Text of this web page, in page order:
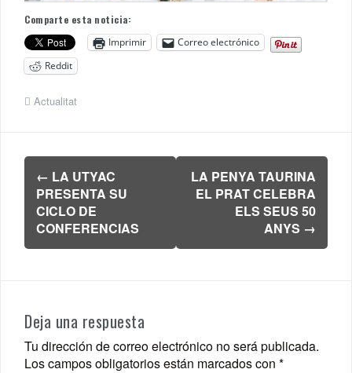
Comparte esta noticia:
Imprimir
Correo electrónico
Reddit
Actualitat
Navegación
de
entradas
← LA UTYAC
PRESENTA SU
CICLO DE
CONFERENCIAS
LA PENYA TAURINA
EL PRAT CELEBRA
ELS SEUS 50
ANYS →
Deja una respuesta
Tu dirección de correo electrónico no será publicada.
Los campos obligatorios están marcados con *